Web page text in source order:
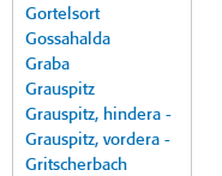
Gortelsort
Gossahalda
Graba
Grauspitz
Grauspitz, hindera -
Grauspitz, vordera -
Gritscherbach